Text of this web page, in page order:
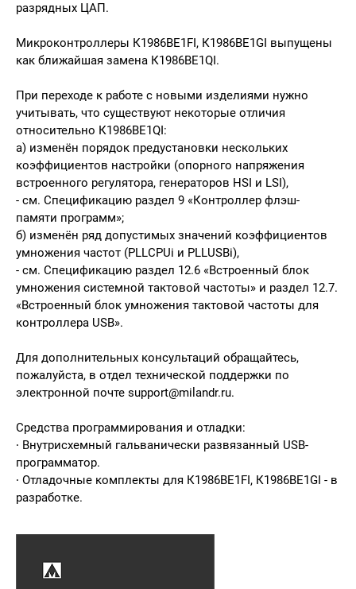
разрядных ЦАП.
Микроконтроллеры К1986ВЕ1FI, К1986ВЕ1GI выпущены
как ближайшая замена К1986ВЕ1QI.
При переходе к работе с новыми изделиями нужно
учитывать, что существуют некоторые отличия
относительно К1986ВЕ1QI:
а) изменён порядок предустановки нескольких
коэффициентов настройки (опорного напряжения
встроенного регулятора, генераторов HSI и LSI),
- см. Спецификацию раздел 9 «Контроллер флэш-
памяти программ»;
б) изменён ряд допустимых значений коэффициентов
умножения частот (PLLCPUi и PLLUSBi),
- см. Спецификацию раздел 12.6 «Встроенный блок
умножения системной тактовой частоты» и раздел 12.7.
«Встроенный блок умножения тактовой частоты для
контроллера USB».
Для дополнительных консультаций обращайтесь,
пожалуйста, в отдел технической поддержки по
электронной почте support@milandr.ru.
Средства программирования и отладки:
∙ Внутрисхемный гальванически развязанный USB-
программатор.
∙ Отладочные комплекты для К1986ВЕ1FI, К1986ВЕ1GI - в
разработке.